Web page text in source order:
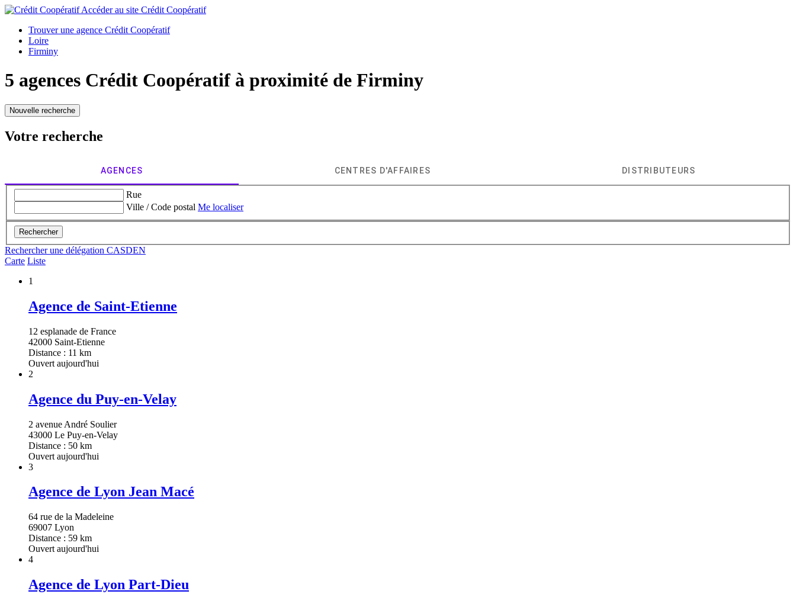
Accéder au site Crédit Coopératif
Trouver une agence Crédit Coopératif
Loire
Firminy
5 agences Crédit Coopératif à proximité de Firminy
Nouvelle recherche
Votre recherche
AGENCES CENTRES D'AFFAIRES DISTRIBUTEURS
Rue
Ville / Code postal Me localiser
Rechercher
Rechercher une délégation CASDEN
Carte Liste
1
Agence de Saint-Etienne
12 esplanade de France
42000 Saint-Etienne
Distance : 11 km
Ouvert aujourd'hui
2
Agence du Puy-en-Velay
2 avenue André Soulier
43000 Le Puy-en-Velay
Distance : 50 km
Ouvert aujourd'hui
3
Agence de Lyon Jean Macé
64 rue de la Madeleine
69007 Lyon
Distance : 59 km
Ouvert aujourd'hui
4
Agence de Lyon Part-Dieu